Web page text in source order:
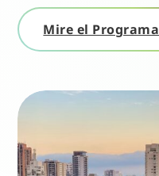
Mire el Programa